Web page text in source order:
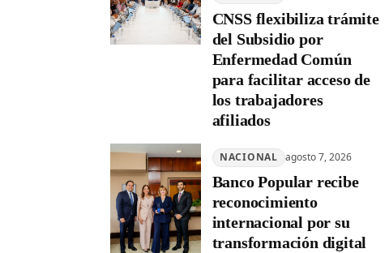
CNSS flexibiliza trámite
del Subsidio por
Enfermedad Común
para facilitar acceso de
los trabajadores
afiliados
NACIONAL agosto 7, 2026
Banco Popular recibe
reconocimiento
internacional por su
transformación digital